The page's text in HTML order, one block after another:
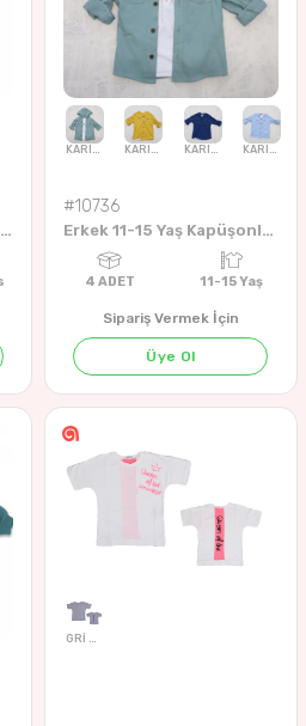
9-12 YAŞ ERKEK HIGHER HIRKA
#10736
Erkek 11-15 Yaş Kapüşonlu Gömlek
Sipariş Vermek İçin
Üye Ol